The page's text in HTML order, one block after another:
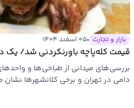
بازار و تجارت ۰۵ اسفند ۱۴۰۴
قیمت کله‌پاچه باورنکردنی شد/ یک
بررسی‌های میدانی از طباخی‌ها و
دامی در تهران و برخی کلانشهرها